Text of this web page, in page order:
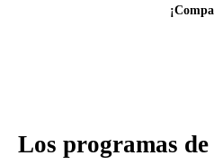
Los programas